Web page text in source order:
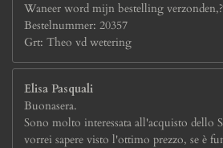
Waneer word mijn bestelling verzonden,?
Bestelnummer: 20357
Grt: Theo vd wetering
Elisa Pasquali
Buonasera.
Sono molto interessata all'acquisto dello
vorrei sapere visto l'ottimo prezzo, se è